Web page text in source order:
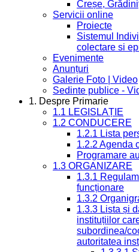
Creșe,
Servicii online
Proiecte
Sistemul
colectare si
Evenimente
Anunțuri
Galerie Foto | Video
Sedinte publice -
1. Despre Primarie
1.1 LEGISLAȚIE
1.2 CONDUCERE
1.2.1 Lista
1.2.2 Agenda
Programare
1.3 ORGANIZARE
1.3.1
funcționare
1.3.2
1.3.3 Lista și
instituțiilor
subordinea/
autoritatea